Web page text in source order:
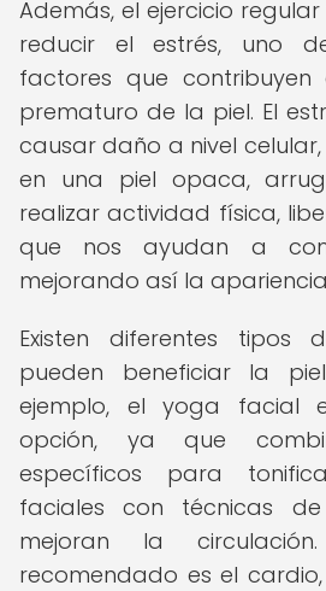
Además, el ejercicio
reducir el estrés, uno
factores que contribuyen
prematuro de la piel. El
causar daño a nivel
en una piel opaca,
realizar actividad física,
que nos ayudan a
mejorando así la
Existen diferentes tipos
pueden beneficiar la
ejemplo, el yoga facial
opción, ya que
específicos para
faciales con técnicas
mejoran la
recomendado es el